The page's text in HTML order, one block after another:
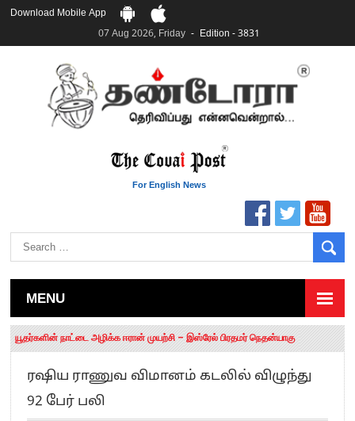
Download Mobile App
07 Aug 2026, Friday
Edition - 3831
For English News
MENU
யூதர்களின் நாட்டை அழிக்க ஈரான் முயற்சி – இஸ்ரேல் பிரதமர் நெதன்யாகு
எங்களை நீக்குவதற்கு இபிஎஸ்க்கு அதிகாரம் இல்லை.. – சி. வி.சண்முகம்
”நீட் தேர்வை முழுமையாக ரத்து செய்ய வேண்டும்”- முதல்வர் விஜய்
ரஷிய ராணுவ விமானம் கடலில் விழுந்து
92 பேர் பலி